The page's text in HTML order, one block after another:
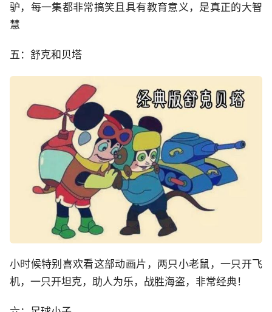
驴，每一集都非常搞笑且具有教育意义，是真正的大智
慧
五：舒克和贝塔
小时候特别喜欢看这部动画片，两只小老鼠，一只开飞
机，一只开坦克，助人为乐，战胜海盗，非常经典！